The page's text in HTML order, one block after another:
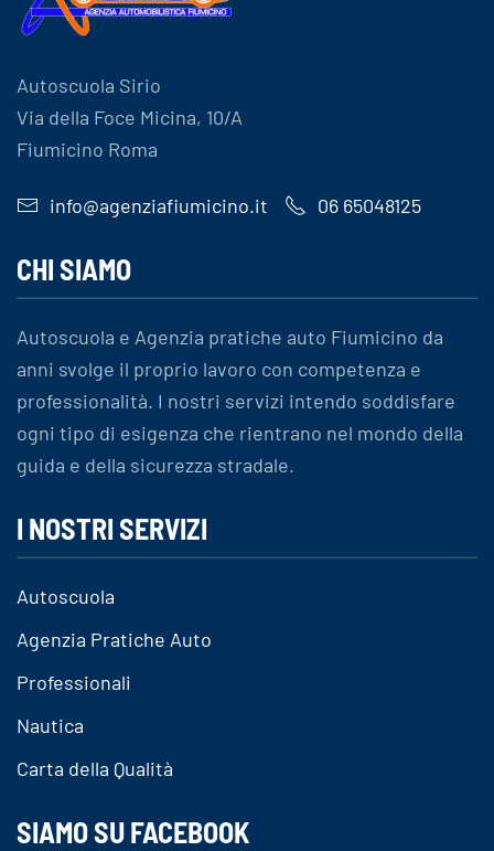
Autoscuola Sirio
Via della Foce Micina, 10/A
Fiumicino Roma
info@agenziafiumicino.it 06 65048125
CHI SIAMO
Autoscuola e Agenzia pratiche auto Fiumicino da
anni svolge il proprio lavoro con competenza e
professionalità. I nostri servizi intendo soddisfare
ogni tipo di esigenza che rientrano nel mondo della
guida e della sicurezza stradale.
I NOSTRI SERVIZI
Autoscuola
Agenzia Pratiche Auto
Professionali
Nautica
Carta della Qualità
SIAMO SU FACEBOOK